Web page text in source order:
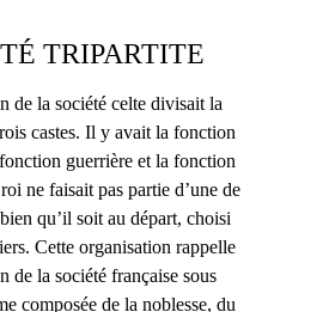
TRIPARTITE
de la société celte divisait la
castes. Il y avait la fonction
guerrière et la fonction
ne faisait pas partie d’une de
qu’il soit au départ, choisi
Cette organisation rappelle
de la société française sous
composée de la noblesse, du